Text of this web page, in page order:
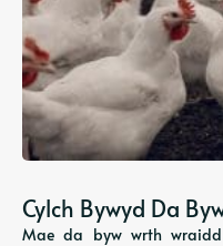
Cylch Bywyd Da
Mae da byw wrth